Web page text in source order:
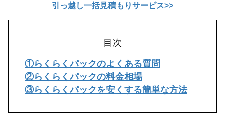
引っ越し一括見積もりサービス>>
目次
①らくらくパックのよくある質問
②らくらくパックの料金相場
③らくらくパックを安くする簡単な方法